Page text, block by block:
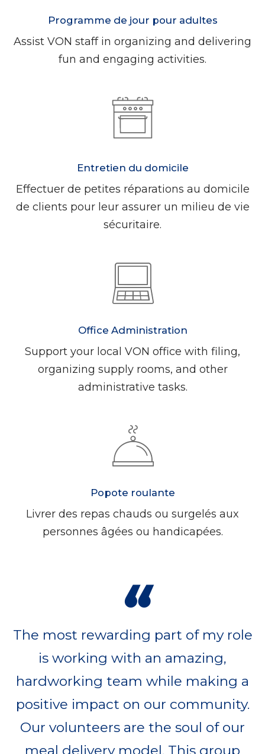
Programme de jour pour adultes
Assist VON staff in organizing and delivering
fun and engaging activities.
Entretien du domicile
Effectuer de petites réparations au domicile
de clients pour leur assurer un milieu de vie
sécuritaire.
Office Administration
Support your local VON office with filing,
organizing supply rooms, and other
administrative tasks.
Popote roulante
Livrer des repas chauds ou surgelés aux
personnes âgées ou handicapées.
“
The most rewarding part of my role
is working with an amazing,
hardworking team while making a
positive impact on our community.
Our volunteers are the soul of our
meal delivery model. This group